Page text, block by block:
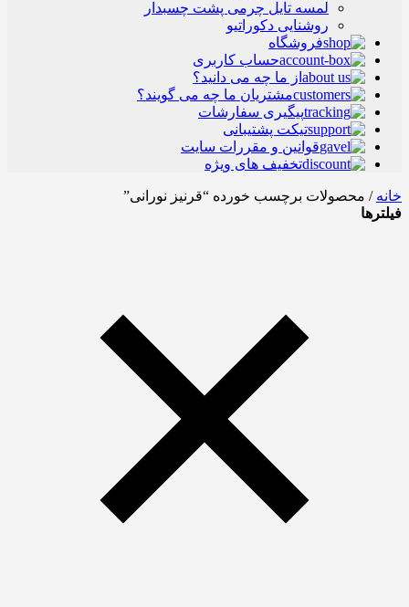
لمسه تایل چرمی پشت چسبدار
روشنایی دکوراتیو
فروشگاه
حساب کاربری
از ما چه می دانید؟
مشتریان ما چه می گویند؟
پیگیری سفارشات
تیکت پشتیبانی
قوانین و مقررات سایت
تخفیف های ویژه
خانه / محصولات برچسب خورده “قرنیز نورانی”
فیلترها